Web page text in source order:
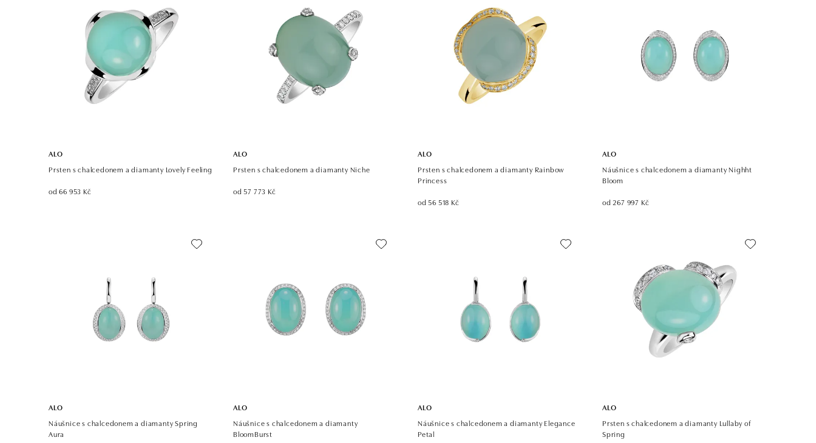
ALO
Prsten s chalcedonem a diamanty Lovely Feeling
od 66 953 Kč
ALO
Prsten s chalcedonem a diamanty Niche
od 57 773 Kč
ALO
Prsten s chalcedonem a diamanty Rainbow
Princess
od 56 518 Kč
ALO
Náušnice s chalcedonem a diamanty Nighht
Bloom
od 267 997 Kč
ALO
Náušnice s chalcedonem a diamanty Spring
Aura
ALO
Náušnice s chalcedonem a diamanty
BloomBurst
ALO
Náušnice s chalcedonem a diamanty Elegance
Petal
ALO
Prsten s chalcedonem a diamanty Lullaby of
Spring